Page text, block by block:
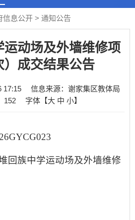
信息公开 > 通知公告
运动场及外墙维修项
）成交结果公告
17:15
信息来源：谢家集区教体局
152 字体【大 中 小】
6GYCG023
回族中学运动场及外墙维修